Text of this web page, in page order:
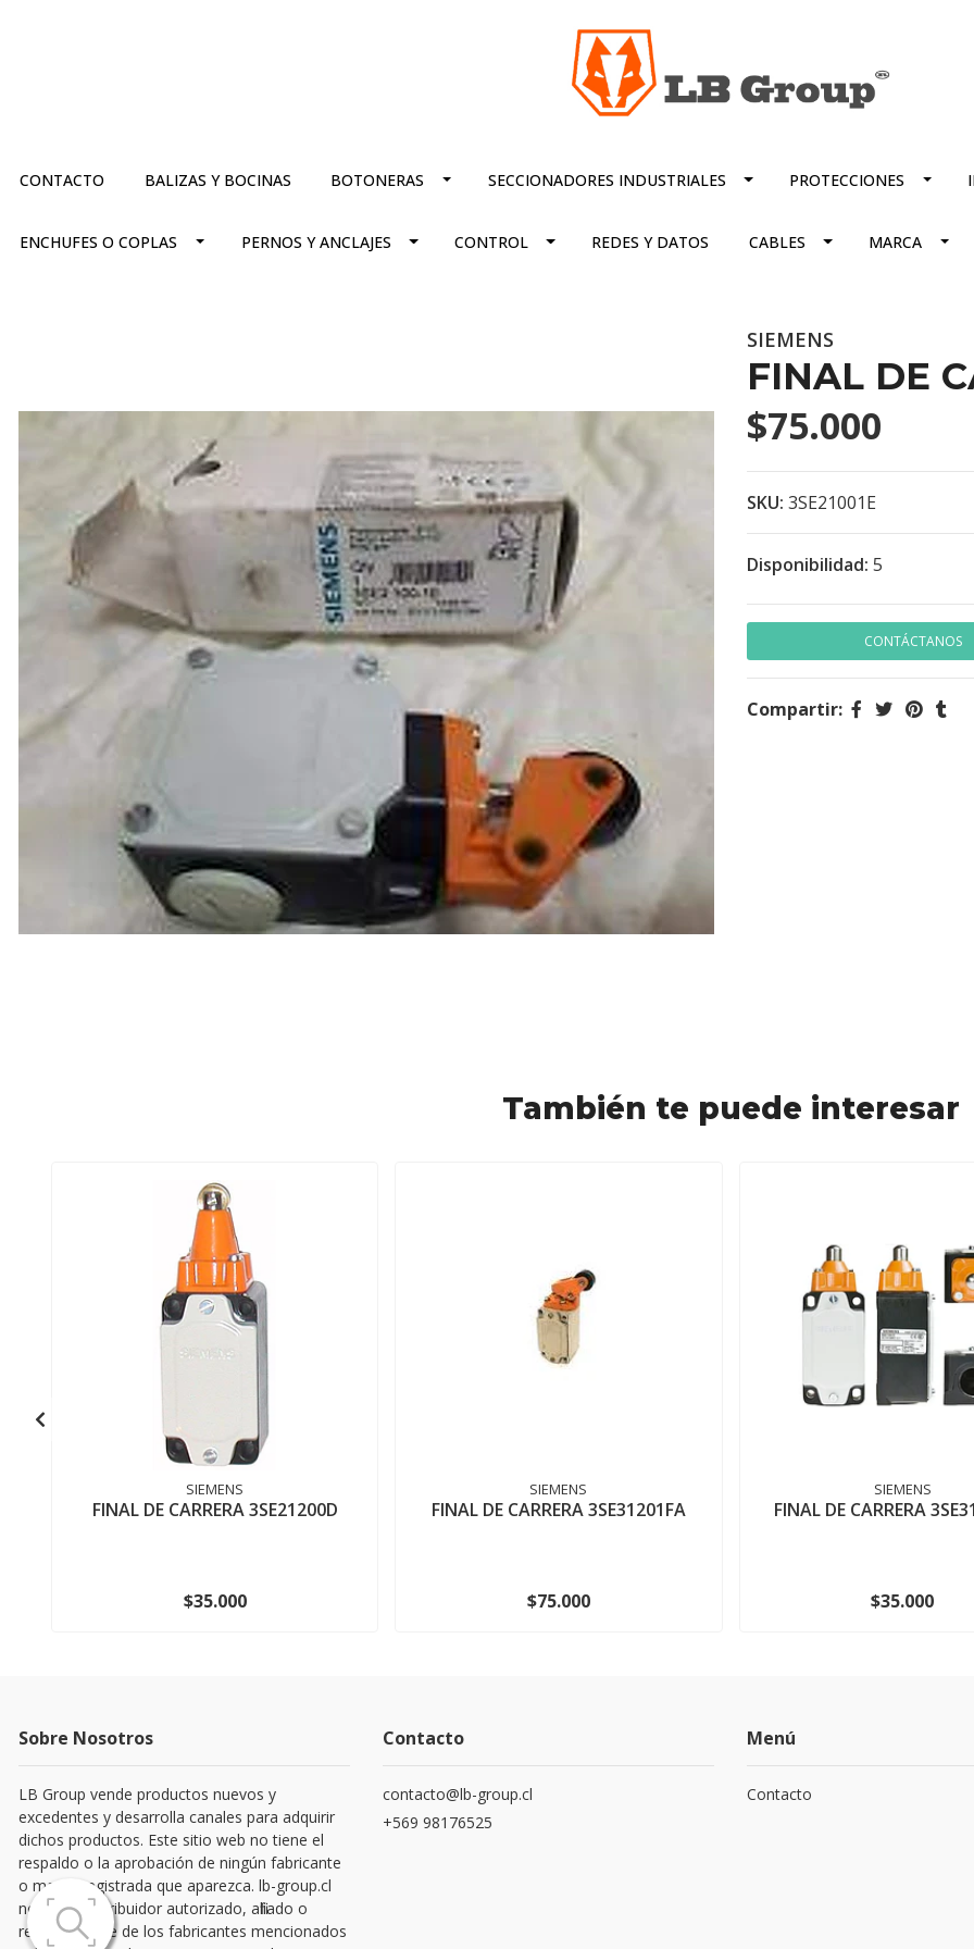
CONTACTO BALIZAS Y BOCINAS BOTONERAS SECCIONADORES INDUSTRIALES PROTECCIONES
ENCHUFES O COPLAS PERNOS Y ANCLAJES CONTROL REDES Y DATOS CABLES MARCA
SIEMENS
FINAL DE
$75.000
SKU: 3SE21001E
Disponibilidad: 5
CONTÁCTANOS
Compartir:
También te puede interesar
SIEMENS
FINAL DE CARRERA 3SE21200D
$35.000
SIEMENS
FINAL DE CARRERA 3SE31201FA
$75.000
SIEMENS
FINAL DE CARRERA
$35.000
Sobre Nosotros
LB Group vende productos nuevos y
excedentes y desarrolla canales para adquirir
dichos productos. Este sitio web no tiene el
respaldo o la aprobación de ningún fabricante
o marca registrada que aparezca. lb-group.cl
no es un distribuidor autorizado, afiliado o
representante de los fabricantes mencionados
Contacto
contacto@lb-group.cl
+569 98176525
Menú
Contacto